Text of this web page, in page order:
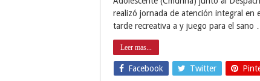
realizó jornada de atención integral en
tarde recreativa a y juego para el sano …
Leer mas...
Facebook Twitter